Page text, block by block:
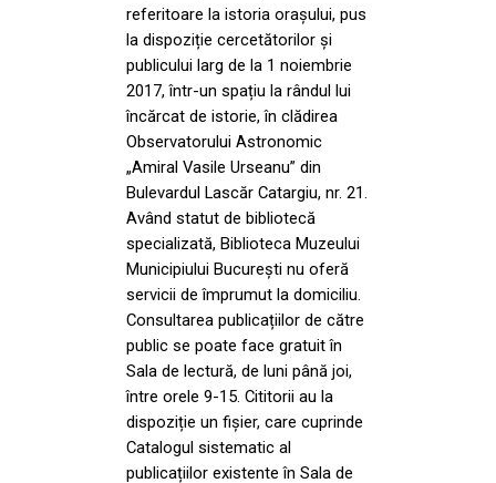
referitoare la istoria orașului, pus
la dispoziție cercetătorilor și
publicului larg de la 1 noiembrie
2017, într-un spațiu la rândul lui
încărcat de istorie, în clădirea
Observatorului Astronomic
„Amiral Vasile Urseanu” din
Bulevardul Lascăr Catargiu, nr. 21.
Având statut de bibliotecă
specializată, Biblioteca Muzeului
Municipiului București nu oferă
servicii de împrumut la domiciliu.
Consultarea publicațiilor de către
public se poate face gratuit în
Sala de lectură, de luni până joi,
între orele 9-15. Cititorii au la
dispoziție un fișier, care cuprinde
Catalogul sistematic al
publicațiilor existente în Sala de